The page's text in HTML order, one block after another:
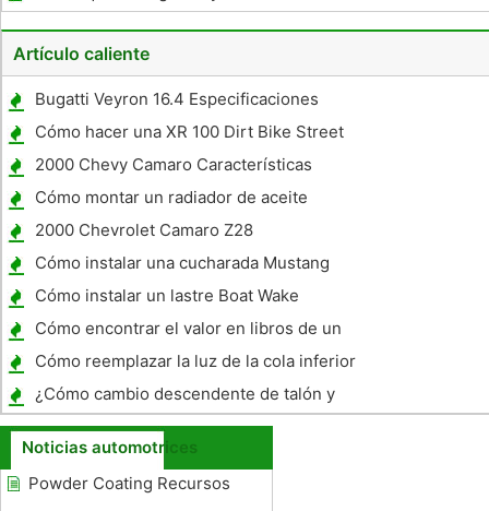
pintura
Artículo caliente
Bugatti Veyron 16.4 Especificaciones
Cómo hacer una XR 100 Dirt Bike Street
Legal
2000 Chevy Camaro Características
Cómo montar un radiador de aceite
2000 Chevrolet Camaro Z28
Especificaciones
Cómo instalar una cucharada Mustang
Cómo instalar un lastre Boat Wake
Cómo encontrar el valor en libros de un
coche
Cómo reemplazar la luz de la cola inferior
en un Volvo
¿Cómo cambio descendente de talón y
dedo del pie de una transmisión manual de
coches
Noticias automotrices
Powder Coating Recursos